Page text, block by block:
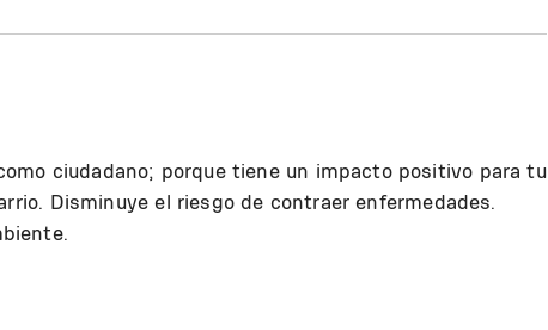
ciudadano; porque tiene un impacto positivo para tu
Disminuye el riesgo de contraer enfermedades.